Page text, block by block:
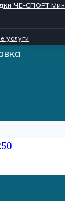
ЧЕ-СПОРТ
услуги